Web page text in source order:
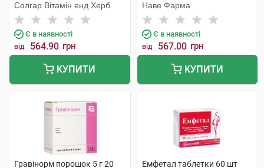
Солгар Вітамін енд Херб
Є в наявності
від 564.90 грн
КУПИТИ
Наве Фарма
Є в наявності
від 567.00 грн
КУПИТИ
Гравінорм порошок 5 г 20
Емфетал таблетки 60 шт